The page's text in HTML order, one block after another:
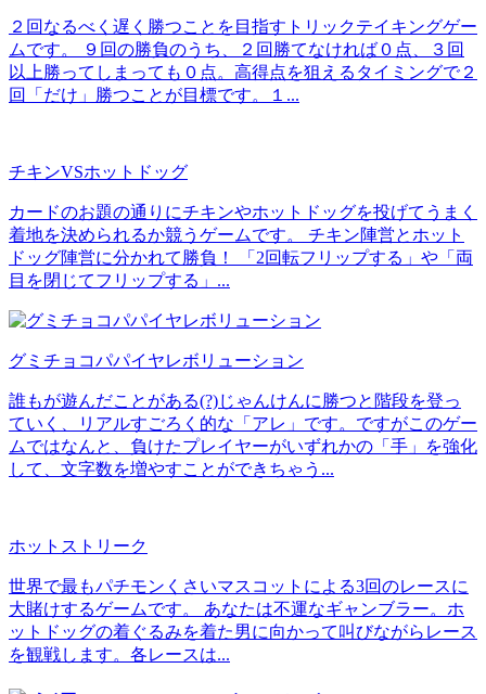
２回なるべく遅く勝つことを目指すトリックテイキングゲー
ムです。 ９回の勝負のうち、２回勝てなければ０点、３回
以上勝ってしまっても０点。高得点を狙えるタイミングで２
回「だけ」勝つことが目標です。１...
チキンVSホットドッグ
カードのお題の通りにチキンやホットドッグを投げてうまく
着地を決められるか競うゲームです。 チキン陣営とホット
ドッグ陣営に分かれて勝負！ 「2回転フリップする」や「両
目を閉じてフリップする」...
グミチョコパパイヤレボリューション
誰もが遊んだことがある(?)じゃんけんに勝つと階段を登っ
ていく、リアルすごろく的な「アレ」です。ですがこのゲー
ムではなんと、負けたプレイヤーがいずれかの「手」を強化
して、文字数を増やすことができちゃう...
ホットストリーク
世界で最もパチモンくさいマスコットによる3回のレースに
大賭けするゲームです。 あなたは不運なギャンブラー。ホ
ットドッグの着ぐるみを着た男に向かって叫びながらレース
を観戦します。各レースは...